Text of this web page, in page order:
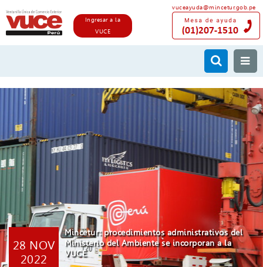
vuceayuda@mincetur.gob.pe
Ingresar a la
VUCE
28 NOV
2022
Mincetur: procedimientos administrativos del
Ministerio del Ambiente se incorporan a la
VUCE